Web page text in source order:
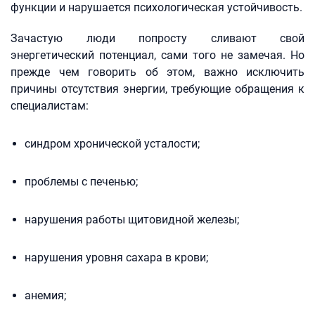
функции и нарушается психологическая устойчивость.
Зачастую люди попросту сливают свой
энергетический потенциал, сами того не замечая. Но
прежде чем говорить об этом, важно исключить
причины отсутствия энергии, требующие обращения к
специалистам:
синдром хронической усталости;
проблемы с печенью;
нарушения работы щитовидной железы;
нарушения уровня сахара в крови;
анемия;